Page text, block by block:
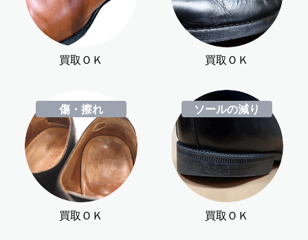
買取ＯＫ 買取ＯＫ
傷・擦れ
買取ＯＫ
ソールの減り
買取ＯＫ